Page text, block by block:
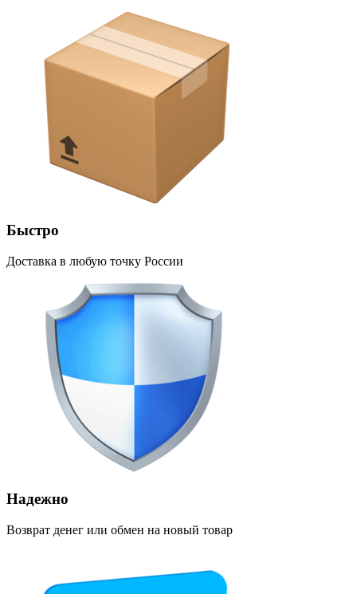
Быстро
Доставка в любую точку России
Надежно
Возврат денег или обмен на новый товар